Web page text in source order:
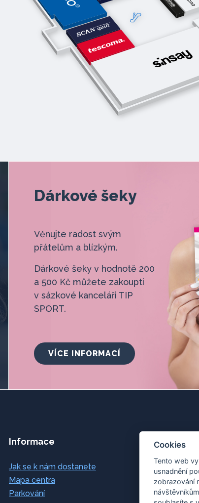
Dárkové šeky
Věnujte radost svým
přátelům a blízkým.
Dárkové šeky v hodnotě 200
a 500 Kč můžete zakoupti
v sázkové kanceláři TIP
SPORT.
VÍCE INFORMACÍ
Informace
Jak se k nám dostanete
Mapa centra
Parkování
Cookies
Tento web
usnadnění
zobrazování